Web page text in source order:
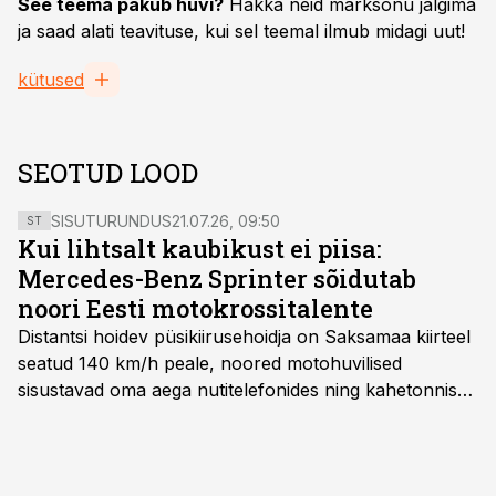
See teema pakub huvi? Hakka neid märksõnu jälgima
ja saad alati teavituse, kui sel teemal ilmub midagi uut!
kütused
SEOTUD LOOD
ST SISUTURUNDUS21.07.26, 09:50
Kui lihtsalt kaubikust ei piisa:
Mercedes-Benz Sprinter sõidutab
noori Eesti motokrossitalente
Distantsi hoidev püsikiirusehoidja on Saksamaa kiirteel
seatud 140 km/h peale, noored motohuvilised
sisustavad oma aega nutitelefonides ning kahetonnises